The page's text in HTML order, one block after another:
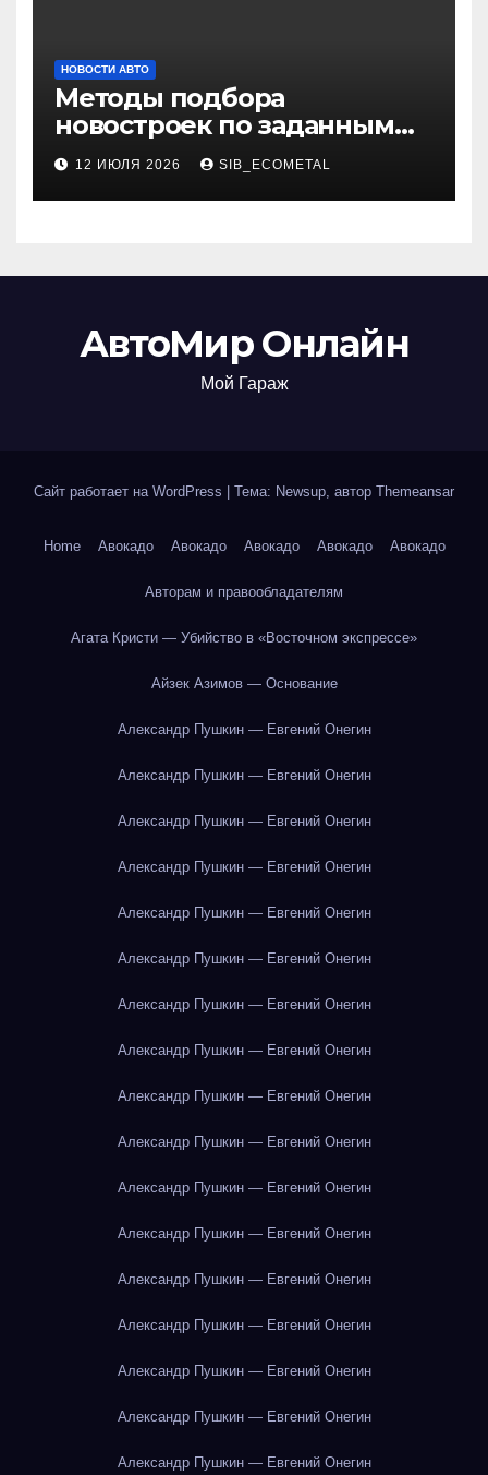
НОВОСТИ АВТО
Методы подбора
новостроек по заданным
критериям
12 ИЮЛЯ 2026 SIB_ECOMETAL
АвтоМир Онлайн
Мой Гараж
Сайт работает на WordPress Тема: Newsup, автор Themeansar
Home Авокадо Авокадо Авокадо Авокадо Авокадо
Авторам и правообладателям
Агата Кристи — Убийство в «Восточном экспрессе»
Айзек Азимов — Основание
Александр Пушкин — Евгений Онегин
Александр Пушкин — Евгений Онегин
Александр Пушкин — Евгений Онегин
Александр Пушкин — Евгений Онегин
Александр Пушкин — Евгений Онегин
Александр Пушкин — Евгений Онегин
Александр Пушкин — Евгений Онегин
Александр Пушкин — Евгений Онегин
Александр Пушкин — Евгений Онегин
Александр Пушкин — Евгений Онегин
Александр Пушкин — Евгений Онегин
Александр Пушкин — Евгений Онегин
Александр Пушкин — Евгений Онегин
Александр Пушкин — Евгений Онегин
Александр Пушкин — Евгений Онегин
Александр Пушкин — Евгений Онегин
Александр Пушкин — Евгений Онегин